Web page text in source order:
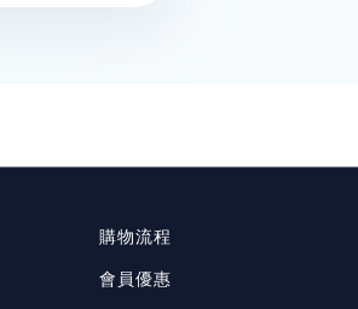
購物流程
會員優惠